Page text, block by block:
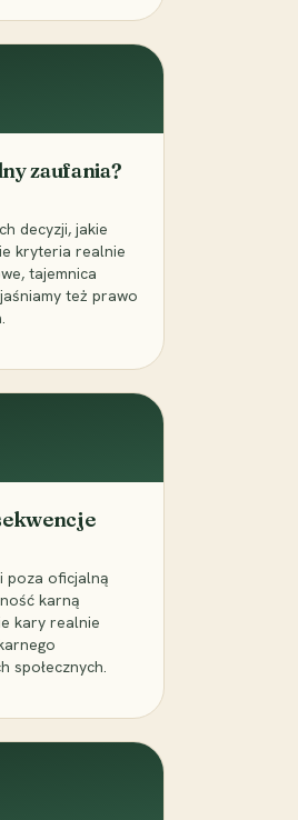
zaufania?
decyzji, jakie
kryteria realnie
tajemnica
też prawo
poza oficjalną
karną
kary realnie
społecznych.